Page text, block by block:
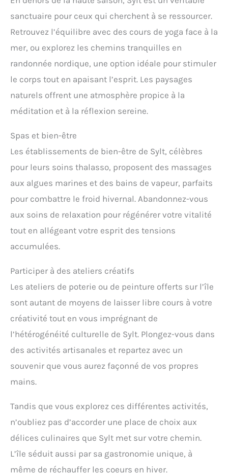
sanctuaire pour ceux qui cherchent à se ressourcer.
Retrouvez l’équilibre avec des cours de yoga face à la
mer, ou explorez les chemins tranquilles en
randonnée nordique, une option idéale pour stimuler
le corps tout en apaisant l’esprit. Les paysages
naturels offrent une atmosphère propice à la
méditation et à la réflexion sereine.
Spas et bien-être
Les établissements de bien-être de Sylt, célèbres
pour leurs soins thalasso, proposent des massages
aux algues marines et des bains de vapeur, parfaits
pour combattre le froid hivernal. Abandonnez-vous
aux soins de relaxation pour régénérer votre vitalité
tout en allégeant votre esprit des tensions
accumulées.
Participer à des ateliers créatifs
Les ateliers de poterie ou de peinture offerts sur l’île
sont autant de moyens de laisser libre cours à votre
créativité tout en vous imprégnant de
l’hétérogénéité culturelle de Sylt. Plongez-vous dans
des activités artisanales et repartez avec un
souvenir que vous aurez façonné de vos propres
mains.
Tandis que vous explorez ces différentes activités,
n’oubliez pas d’accorder une place de choix aux
délices culinaires que Sylt met sur votre chemin.
L’île séduit aussi par sa gastronomie unique, à
même de réchauffer les coeurs en hiver.